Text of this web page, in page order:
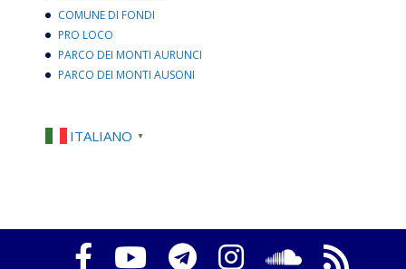
COMUNE DI FONDI
PRO LOCO
PARCO DEI MONTI AURUNCI
PARCO DEI MONTI AUSONI
ITALIANO ▼